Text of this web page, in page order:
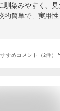
馴染みやすく、見
的簡単で、実用
すめコメント（2件）